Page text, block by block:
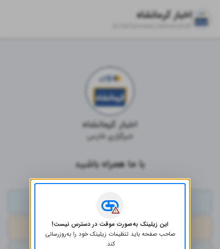
اخبار کرمانشاه
اخبار کرمانشاه
خبرگزاری فارس
با ما همراه باشید
تلگرام
ایتا
این زیلینک به‌صورت موقت در دسترس نیست!
صاحب صفحه باید تنظیمات زیلینک خود را به‌روز‌رسانی
کند.